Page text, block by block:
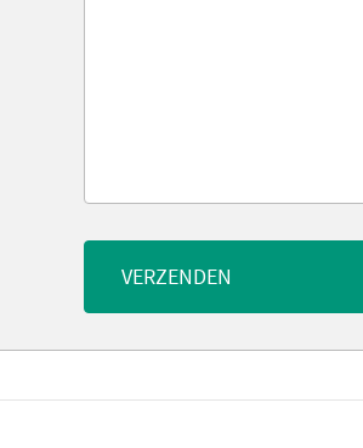
VERZENDEN